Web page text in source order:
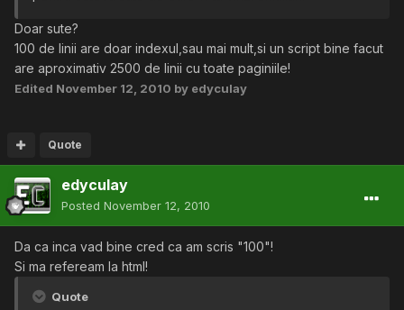
Doar sute?
100 de linii are doar indexul,sau mai mult,si un script bine facut
are aproximativ 2500 de linii cu toate paginiile!
Edited November 12, 2010 by edyculay
Quote
edyculay
Posted November 12, 2010
Da ca inca vad bine cred ca am scris "100"!
Si ma refeream la html!
Quote